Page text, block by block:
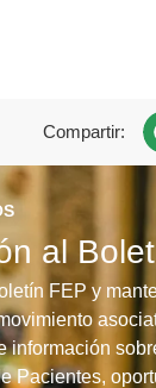
Compartir:
al
FEP y
información
Pacientes,